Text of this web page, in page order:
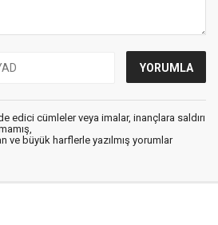
edici cümleler veya imalar, inançlara saldırı
ve büyük harflerle yazılmış yorumlar